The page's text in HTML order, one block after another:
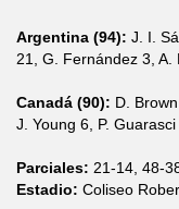
Argentina (94): J. I.
21, G. Fernández 3,
Canadá (90): D.
J. Young 6, P.
Parciales: 21-14, 48-
Estadio: Coliseo